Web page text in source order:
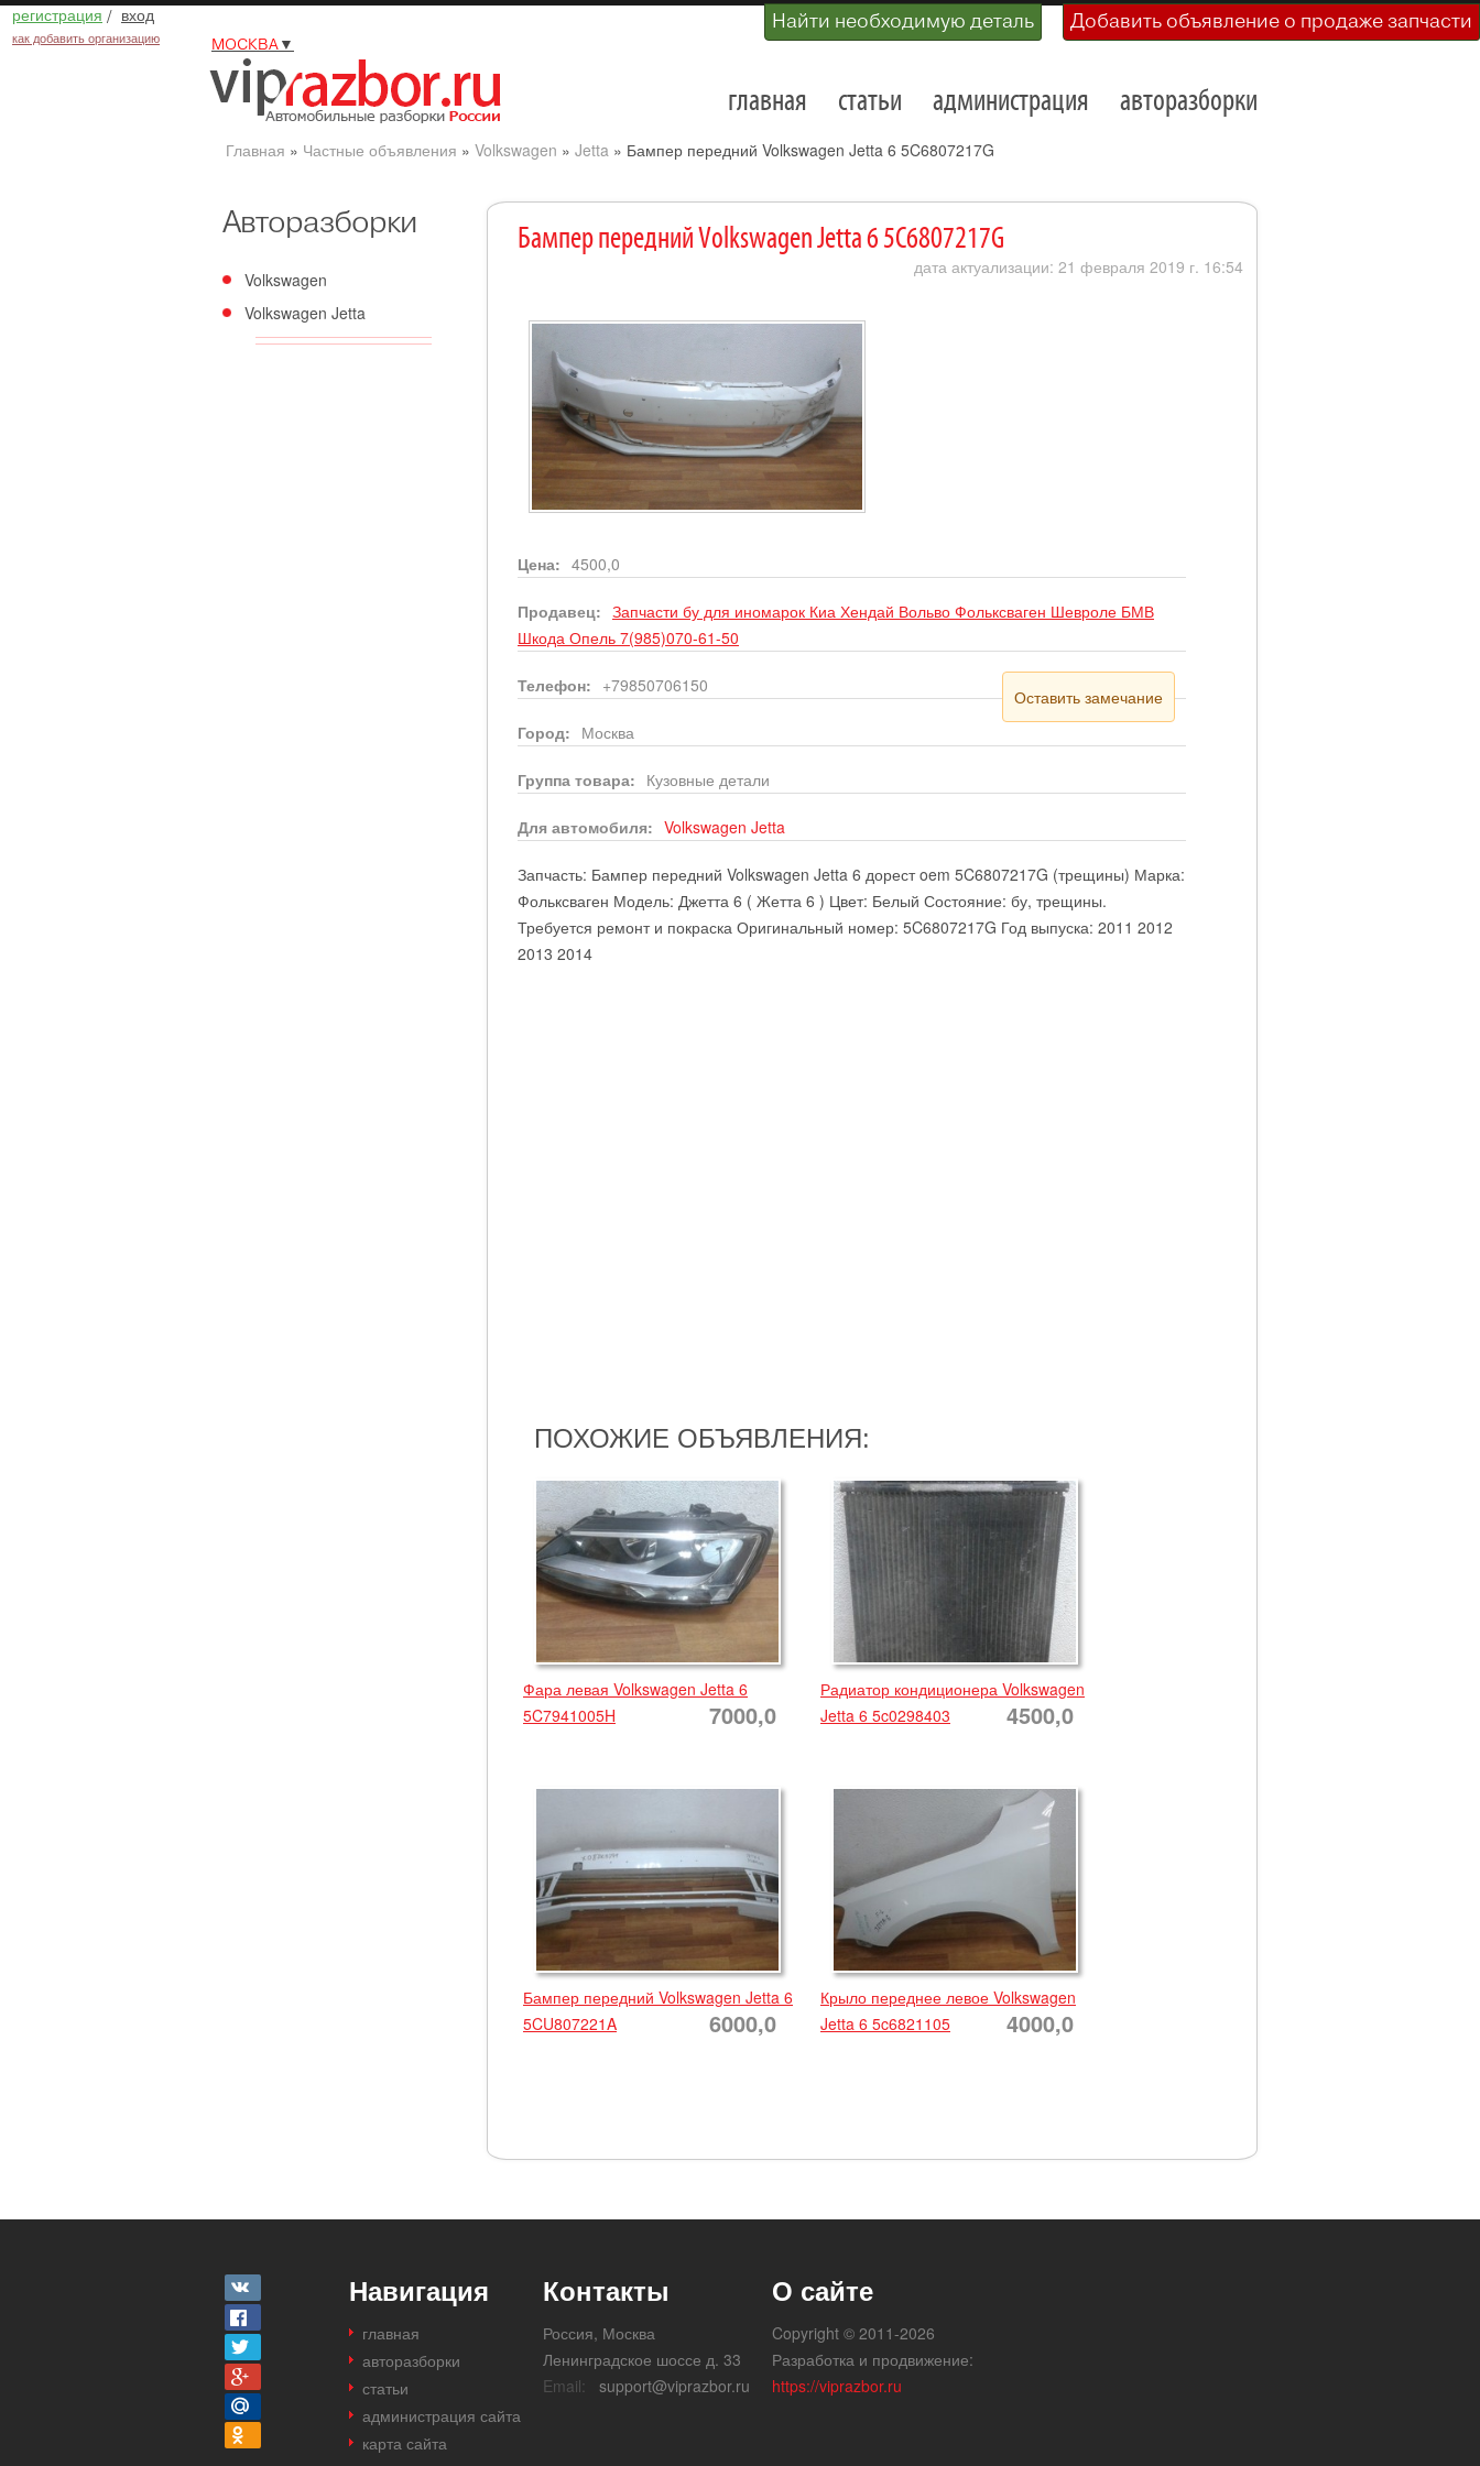
регистрация / вход
как добавить организацию
Найти необходимую деталь Добавить объявление о продаже запчасти
МОСКВА▼
главная статьи администрация авторазборки
Главная » Частные объявления » Volkswagen » Jetta» Бампер передний Volkswagen Jetta 6 5C6807217G
Авторазборки
Volkswagen
Volkswagen Jetta
Бампер передний Volkswagen Jetta 6 5C6807217G
дата актуализации: 21 февраля 2019 г. 16:54
Цена: 4500,0
Продавец: Запчасти бу для иномарок Киа Хендай Вольво Фольксваген Шевроле БМВ
Шкода Опель 7(985)070-61-50
Телефон: +79850706150
Оставить замечание
Город: Москва
Группа товара: Кузовные детали
Для автомобиля: Volkswagen Jetta
Запчасть: Бампер передний Volkswagen Jetta 6 дорест oem 5C6807217G (трещины) Марка:
Фольксваген Модель: Джетта 6 ( Жетта 6 ) Цвет: Белый Состояние: бу, трещины.
Требуется ремонт и покраска Оригинальный номер: 5C6807217G Год выпуска: 2011 2012
2013 2014
ПОХОЖИЕ ОБЪЯВЛЕНИЯ:
Фара левая Volkswagen Jetta 6
5C7941005H
7000,0
Радиатор кондиционера Volkswagen
Jetta 6 5c0298403
4500,0
Бампер передний Volkswagen Jetta 6
5CU807221A
6000,0
Крыло переднее левое Volkswagen
Jetta 6 5c6821105
4000,0
Навигация
главная
авторазборки
статьи
администрация сайта
карта сайта
Контакты
Россия, Москва
Ленинградское шоссе д. 33
Email:
support@viprazbor.ru
О сайте
Copyright © 2011-2026
Разработка и продвижение:
https://viprazbor.ru